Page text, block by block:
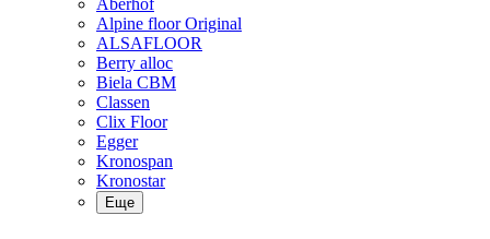
Aberhof
Alpine floor Original
ALSAFLOOR
Berry alloc
Biela CBM
Classen
Clix Floor
Egger
Kronospan
Kronostar
Еще